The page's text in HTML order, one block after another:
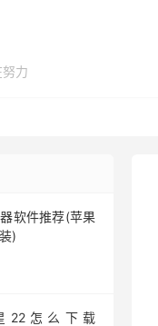
力
软件推荐(苹果
)
22怎么下载